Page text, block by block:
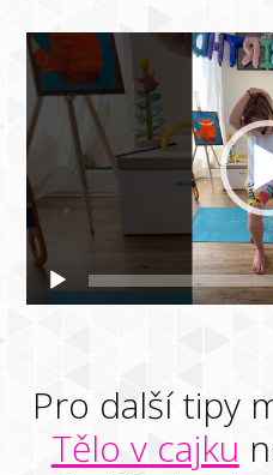
Video
přehrávač
Pro další tipy
Tělo v cajku